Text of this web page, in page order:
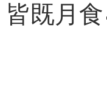
皆既月